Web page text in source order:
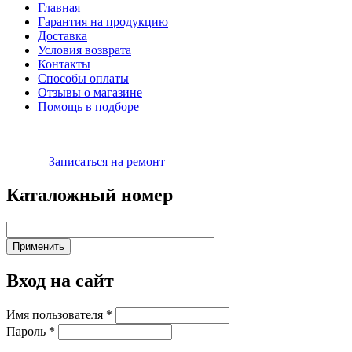
Главная
Гарантия на продукцию
Доставка
Условия возврата
Контакты
Способы оплаты
Отзывы о магазине
Помощь в подборе
Записаться на ремонт
Каталожный номер
Вход на сайт
Имя пользователя *
Пароль *